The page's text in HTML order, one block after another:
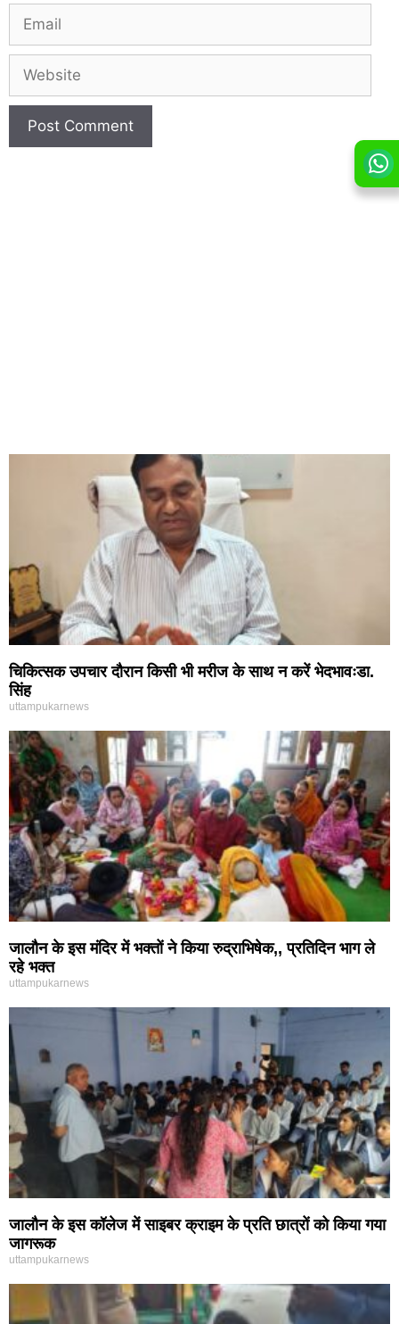
चिकित्सक उपचार दौरान किसी भी मरीज के साथ न करें भेदभावःडा.
सिंह
uttampukarnews
जालौन के इस मंदिर में भक्तों ने किया रुद्राभिषेक,, प्रतिदिन भाग ले
रहे भक्त
uttampukarnews
जालौन के इस कॉलेज में साइबर क्राइम के प्रति छात्रों को किया गया
जागरूक
uttampukarnews